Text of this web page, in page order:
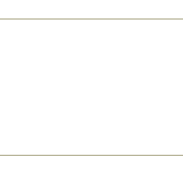
soľou a čiernym
vymastenej malej